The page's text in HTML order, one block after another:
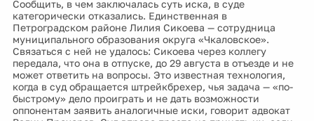
Сообщить, в чем заключалась суть иска, в суде
категорически отказались. Единственная в
Петроградском районе Лилия Сикоева — сотрудница
муниципального образования округа «Чкаловское».
Связаться с ней не удалось: Сикоева через коллегу
передала, что она в отпуске, до 29 августа в отъезде и не
может ответить на вопросы. Это известная технология,
когда в суд обращается штрейкбрехер, чья задача — «по-
быстрому» дело проиграть и не дать возможности
оппонентам заявить аналогичные иски, говорит адвокат